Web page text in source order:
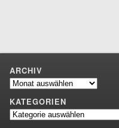
ARCHIV
Archiv
KATEGORIEN
Kategorien